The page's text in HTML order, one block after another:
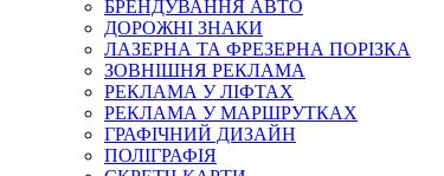
БРЕНДУВАННЯ АВТО
ДОРОЖНІ ЗНАКИ
ЛАЗЕРНА ТА ФРЕЗЕРНА ПОРІЗКА
ЗОВНІШНЯ РЕКЛАМА
РЕКЛАМА У ЛІФТАХ
РЕКЛАМА У МАРШРУТКАХ
ГРАФІЧНИЙ ДИЗАЙН
ПОЛІГРАФІЯ